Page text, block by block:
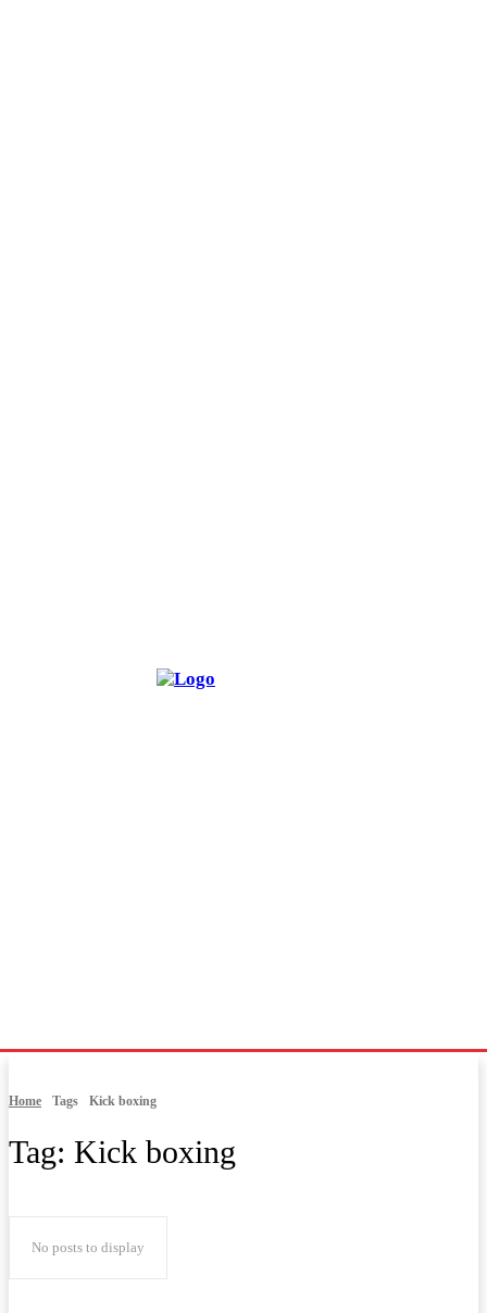
Home Tags Kick boxing
Tag: Kick boxing
No posts to display